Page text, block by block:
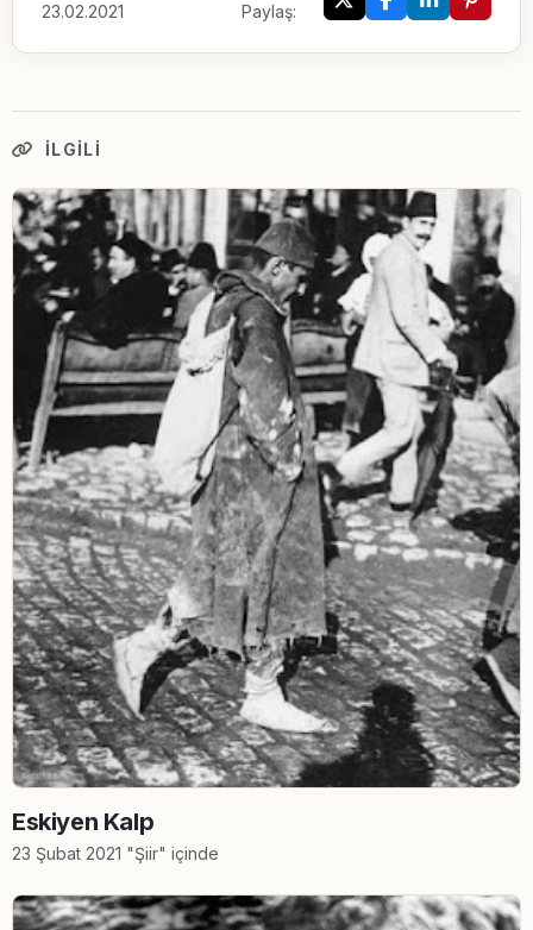
23.02.2021
Paylaş:
İLGILI
Eskiyen Kalp
23 Şubat 2021 "Şiir" içinde